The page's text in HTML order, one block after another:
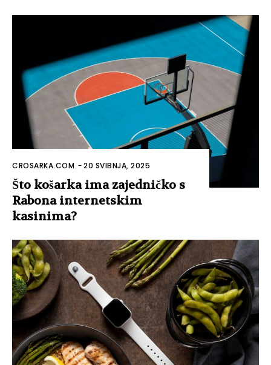
CROSARKA.COM -20 SVIBNJA, 2025
Što košarka ima zajedničko s
Rabona internetskim
kasinima?